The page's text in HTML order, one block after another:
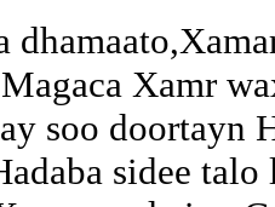
Xamr
soo doortayn
sidee